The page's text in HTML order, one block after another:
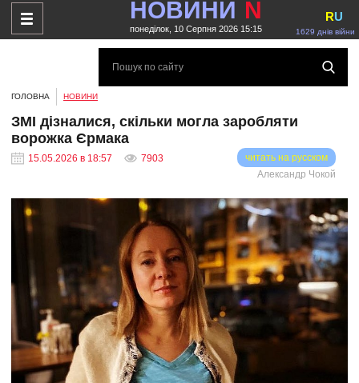
НОВИНИ N
понеділок, 10 Серпня 2026 15:15 1629 днів війни
RU
ГОЛОВНА НОВИНИ
ЗМІ дізналися, скільки могла заробляти
ворожка Єрмака
15.05.2026 в 18:57 7903
читать на русском
Александр Чокой